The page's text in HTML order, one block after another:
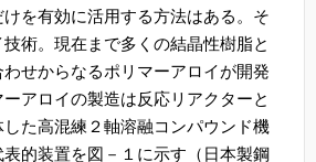
を有効に活用する方法はある。そ
術。現在まで多くの結晶性樹脂と
せからなるポリマーアロイが開発
アロイの製造は反応リアクターと
た高混練２軸溶融コンパウンド機
的装置を図－１に示す（日本製鋼